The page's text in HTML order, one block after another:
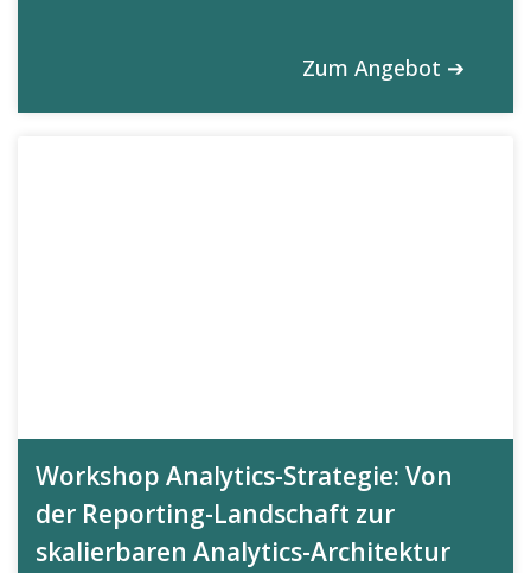
Zum Angebot ➔
Workshop Analytics-Strategie: Von
der Reporting-Landschaft zur
skalierbaren Analytics-Architektur